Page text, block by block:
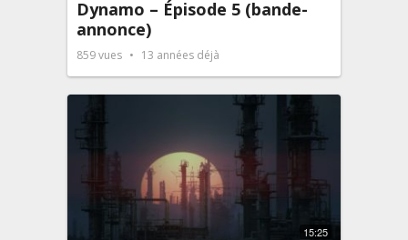
Dynamo – Épisode 5 (bande-
annonce)
859vues 13 années déjà
15:25